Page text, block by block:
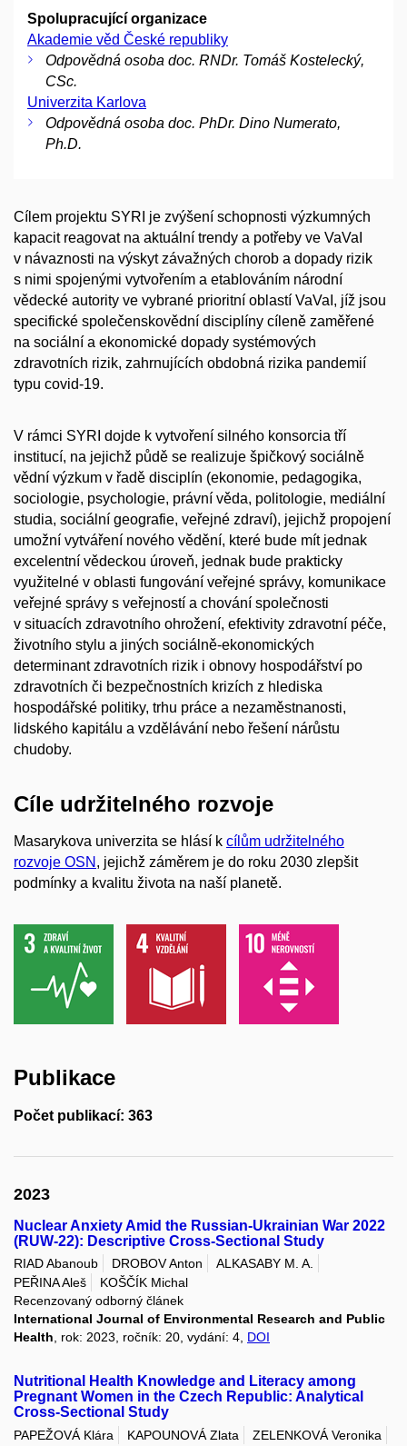
Spolupracující organizace
Akademie věd České republiky
Odpovědná osoba doc. RNDr. Tomáš Kostelecký,
CSc.
Univerzita Karlova
Odpovědná osoba doc. PhDr. Dino Numerato,
Ph.D.
Cílem projektu SYRI je zvýšení schopnosti výzkumných
kapacit reagovat na aktuální trendy a potřeby ve VaVaI
v návaznosti na výskyt závažných chorob a dopady rizik
s nimi spojenými vytvořením a etablováním národní
vědecké autority ve vybrané prioritní oblastí VaVaI, jíž jsou
specifické společenskovědní disciplíny cíleně zaměřené
na sociální a ekonomické dopady systémových
zdravotních rizik, zahrnujících obdobná rizika pandemií
typu covid-19.
V rámci SYRI dojde k vytvoření silného konsorcia tří
institucí, na jejichž půdě se realizuje špičkový sociálně
vědní výzkum v řadě disciplín (ekonomie, pedagogika,
sociologie, psychologie, právní věda, politologie, mediální
studia, sociální geografie, veřejné zdraví), jejichž propojení
umožní vytváření nového vědění, které bude mít jednak
excelentní vědeckou úroveň, jednak bude prakticky
využitelné v oblasti fungování veřejné správy, komunikace
veřejné správy s veřejností a chování společnosti
v situacích zdravotního ohrožení, efektivity zdravotní péče,
životního stylu a jiných sociálně-ekonomických
determinant zdravotních rizik i obnovy hospodářství po
zdravotních či bezpečnostních krizích z hlediska
hospodářské politiky, trhu práce a nezaměstnanosti,
lidského kapitálu a vzdělávání nebo řešení nárůstu
chudoby.
Cíle udržitelného rozvoje
Masarykova univerzita se hlásí k cílům udržitelného
rozvoje OSN , jejichž záměrem je do roku 2030 zlepšit
podmínky a kvalitu života na naší planetě.
Publikace
Počet publikací: 363
2023
Nuclear Anxiety Amid the Russian-Ukrainian War 2022
(RUW-22): Descriptive Cross-Sectional Study
RIAD Abanoub DROBOV Anton
ALKASABY M. A.
PEŘINA Aleš
KOŠČÍK Michal
Recenzovaný odborný článek
International Journal of Environmental Research and Public
Health, rok: 2023, ročník: 20, vydání: 4, DOI
Nutritional Health Knowledge and Literacy among
Pregnant Women in the Czech Republic: Analytical
Cross-Sectional Study
PAPEŽOVÁ Klára KAPOUNOVÁ Zlata
ZELENKOVÁ Veronika